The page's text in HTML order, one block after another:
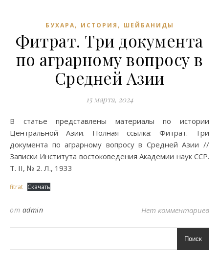
БУХАРА, ИСТОРИЯ , ШЕЙБАНИДЫ
Фитрат. Три документа
по аграрному вопросу в
Средней Азии
15 марта, 2024
В статье представлены материалы по истории
Центральной Азии. Полная ссылка: Фитрат. Три
документа по аграрному вопросу в Средней Азии //
Записки Института востоковедения Академии наук ССР.
Т. II, № 2. Л., 1933
fitrat Скачать
от admin Нет комментариев
Поиск